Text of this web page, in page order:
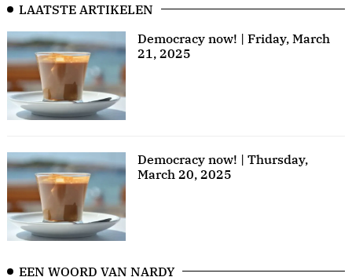
LAATSTE ARTIKELEN
Democracy now! | Friday, March
21, 2025
Democracy now! | Thursday,
March 20, 2025
EEN WOORD VAN NARDY